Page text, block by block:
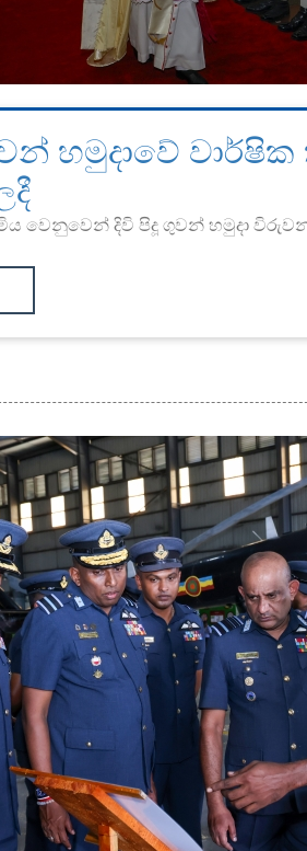
හමුදාවේ
වෙනුවෙන් දිවි පිදූ ගුවන් හමුදා